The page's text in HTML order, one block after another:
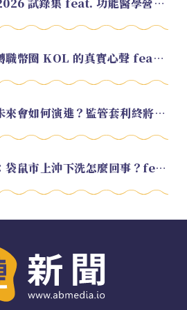
EP.219 從銀行高管轉職幣圈 KOL 的真實心聲 feat.龜大
EP.217 美元穩定幣未來會如何演進？監管套利終將收斂？feat. 研究員 余哲安
EP.213 川普大攪局：袋鼠市上沖下洗怎麼回事？feat. Alvin